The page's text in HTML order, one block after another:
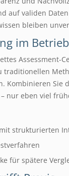
auf validen
bleiben
im Betrieb
Assessment-
traditionellen
Kombinieren Sie
nur eben viel
strukturierten
für spätere